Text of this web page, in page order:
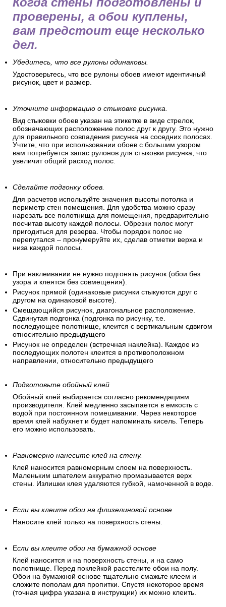
проверены, а обои куплены,
вам предстоит еще несколько
дел.
Убедитесь, что все рулоны одинаковы.
Удостоверьтесь, что все рулоны обоев имеют идентичный
рисунок, цвет и размер.
Уточните информацию о стыковке рисунка.
Вид стыковки обоев указан на этикетке в виде стрелок,
обозначающих расположение полос друг к другу. Это нужно
для правильного совпадения рисунка на соседних полосах.
Учтите, что при использовании обоев с большим узором
вам потребуется запас рулонов для стыковки рисунка, что
увеличит общий расход полос.
Сделайте подгонку обоев.
Для расчетов используйте значения высоты потолка и
периметр стен помещения. Для удобства можно сразу
нарезать все полотнища для помещения, предварительно
посчитав высоту каждой полосы. Обрезки полос могут
пригодиться для резерва. Чтобы порядок полос не
перепутался – пронумеруйте их, сделав отметки верха и
низа каждой полосы.
При наклеивании не нужно подгонять рисунок (обои без
узора и клеятся без совмещения).
Рисунок прямой (одинаковые рисунки стыкуются друг с
другом на одинаковой высоте).
Смещающийся рисунок, диагональное расположение.
Сдвинутая подгонка (подгонка по рисунку, т.е.
последующее полотнище, клеится с вертикальным сдвигом
относительно предыдущего
Рисунок не определен (встречная наклейка). Каждое из
последующих полотен клеится в противоположном
направлении, относительно предыдущего
Подготовьте обойный клей
Обойный клей выбирается согласно рекомендациям
производителя. Клей медленно засыпается в емкость с
водой при постоянном помешивании. Через некоторое
время клей набухнет и будет напоминать кисель. Теперь
его можно использовать.
Равномерно нанесите клей на стену.
Клей наносится равномерным слоем на поверхность.
Маленьким шпателем аккуратно промазывается верх
стены. Излишки клея удаляются губкой, намоченной в воде.
Если вы клеите обои на флизелиновой основе
Наносите клей только на поверхность стены.
Если вы клеите обои на бумажной основе
Клей наносится и на поверхность стены, и на само
полотнище. Перед поклейкой расстелите обои на полу.
Обои на бумажной основе тщательно смажьте клеем и
сложите пополам для пропитки. Спустя некоторое время
(точная цифра указана в инструкции) их можно клеить.